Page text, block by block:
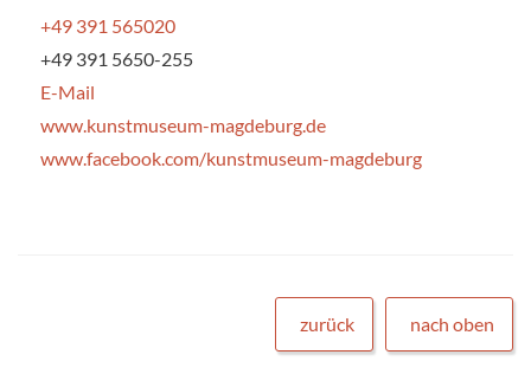
+49 391 565020
+49 391 5650-255
E-Mail
www.kunstmuseum-magdeburg.de
www.facebook.com/kunstmuseum-magdeburg
zurück nach oben